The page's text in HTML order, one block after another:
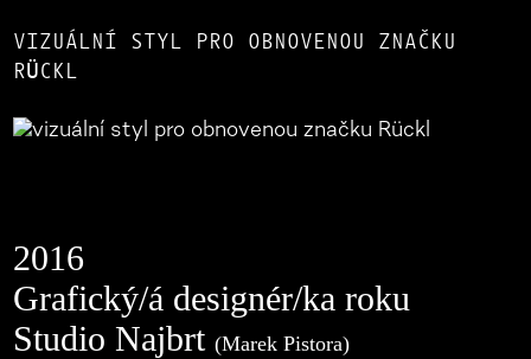
VIZUÁLNÍ STYL PRO OBNOVENOU ZNAČKU
RÜCKL
2016
Grafický/á designér/ka roku
Studio Najbrt(Marek Pistora)